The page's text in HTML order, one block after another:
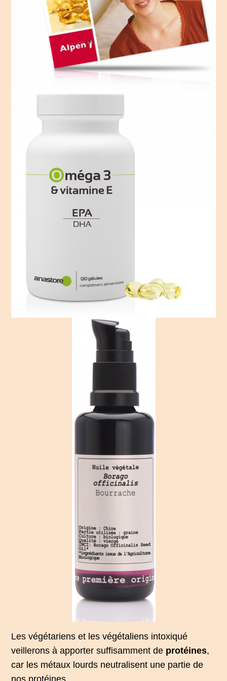
d’oméga 6, rare et très bénéfique pour la
réparation des tissus, l’acide Gamma-linolénique
(GLA), que l’on trouve aussi dans l’huile de
bourrache.
Les végétariens et les végétaliens intoxiqué
veillerons à apporter suffisamment de protéines,
car les métaux lourds neutralisent une partie de